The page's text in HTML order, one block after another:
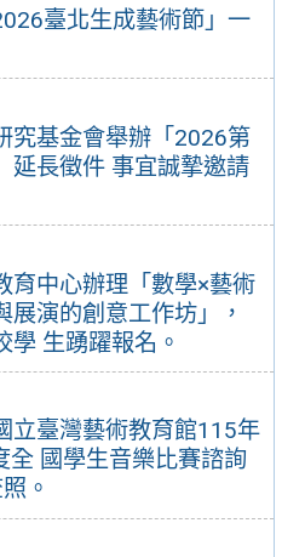
臺北生成藝術節」一
究基金會舉辦「2026第
延長徵件 事宜誠摯邀請
育中心辦理「數學×藝術
演的創意工作坊」，
學 生踴躍報名。
立臺灣藝術教育館115年
國學生音樂比賽諮詢
。